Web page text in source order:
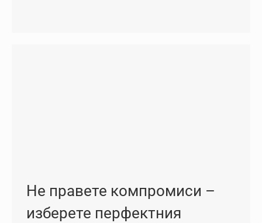
Не правете компромиси –
изберете перфектния